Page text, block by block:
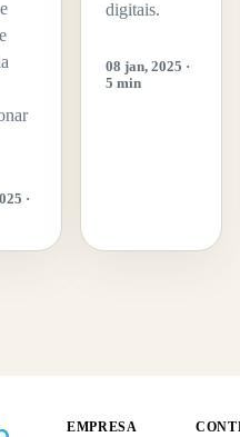
·
digitais.
08 jan, 2025 ·
5 min
EMPRESA